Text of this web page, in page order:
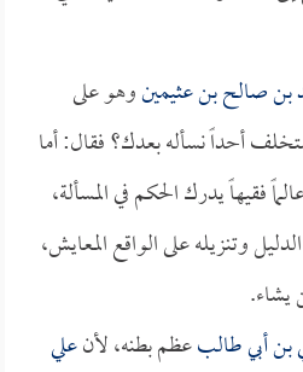
بن صالح بن عثيمينوهو على
أحداً نسأله بعدك؟ فقال: أما
فقيهاً يدرك الحكم في المسألة،
وتنزيله على الواقع المعايش،
يشاء.
بن أبي طالبعظم بطنه، لأنعلي